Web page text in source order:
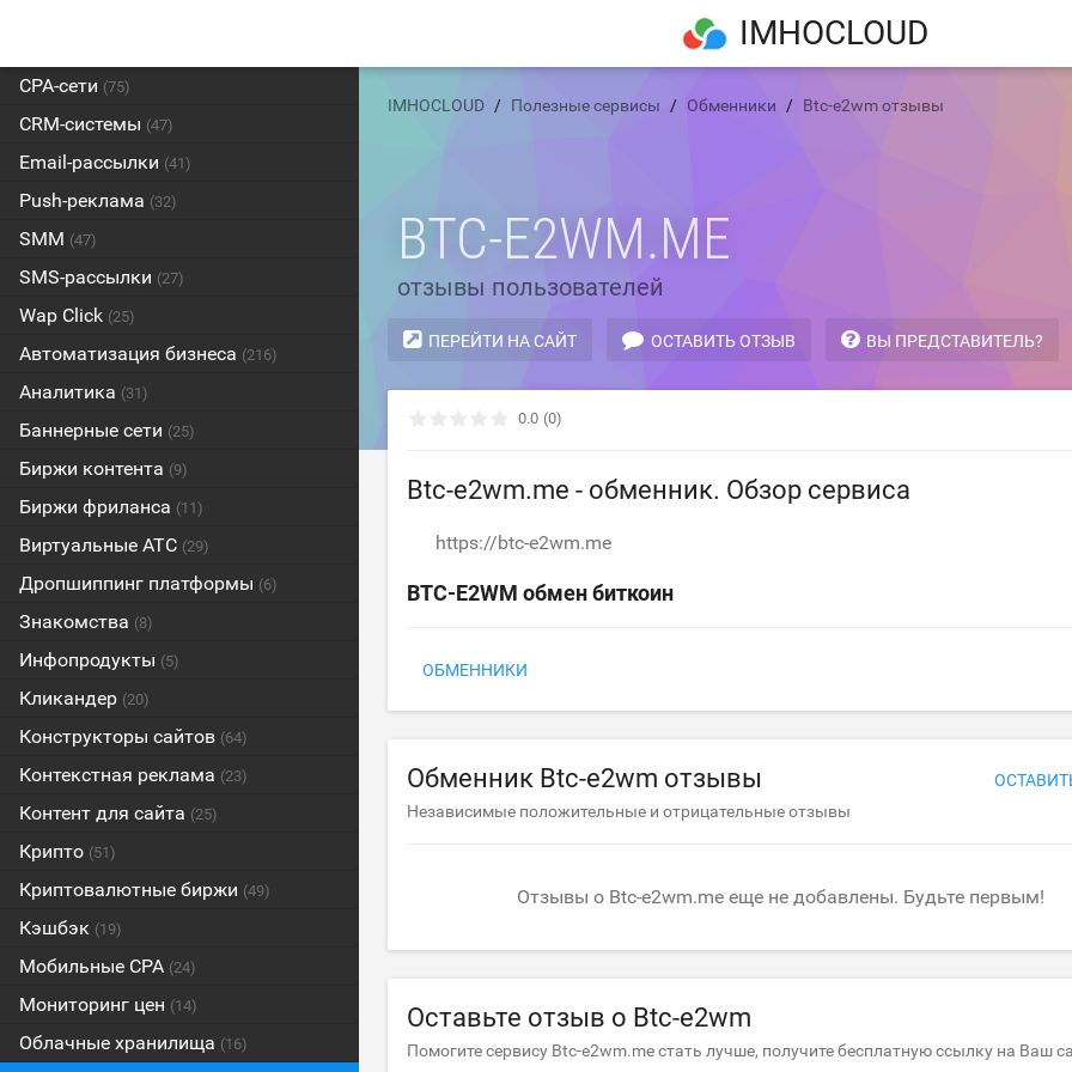
IMHOCLOUD
CPA-сети (75)
CRM-системы (47)
Email-рассылки (41)
Push-реклама (32)
SMM (47)
SMS-рассылки (27)
Wap Click (25)
Автоматизация бизнеса (216)
Аналитика (31)
Баннерные сети (25)
Биржи контента (9)
Биржи фриланса (11)
Виртуальные АТС (29)
Дропшиппинг платформы (6)
Знакомства (8)
Инфопродукты (5)
Кликандер (20)
Конструкторы сайтов (64)
Контекстная реклама (23)
Контент для сайта (25)
Крипто (51)
Криптовалютные биржи (49)
Кэшбэк (19)
Мобильные CPA (24)
Мониторинг цен (14)
Облачные хранилища (16)
IMHOCLOUD Полезные сервисы Обменники Btc-e2wm отзывы
BTC-E2WM.ME
отзывы пользователей
ПЕРЕЙТИ НА САЙТ ОСТАВИТЬ ОТЗЫВ ВЫ ПРЕДСТАВИТЕЛЬ?
0.0 (0)
Btc-e2wm.me - обменник. Обзор сервиса
https://btc-e2wm.me
BTC-E2WM обмен биткоин
ОБМЕННИКИ
Обменник Btc-e2wm отзывы
Независимые положительные и отрицательные отзывы
Отзывы о Btc-e2wm.me еще не добавлены. Будьте первым!
Оставьте отзыв о Btc-e2wm
Помогите сервису Btc-e2wm.me стать лучше, получите бесплатную ссылку на Ваш